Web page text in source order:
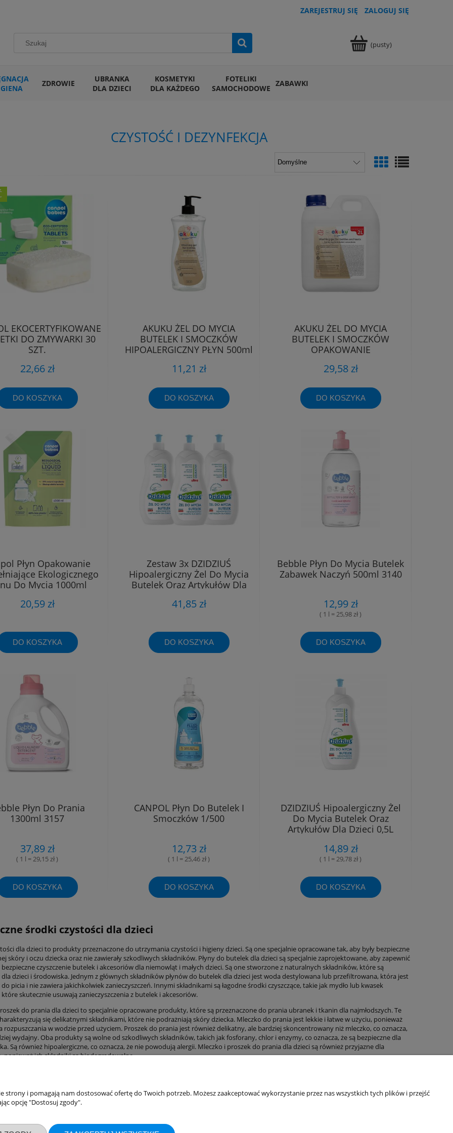
ZAREJESTRUJ SIĘ ZALOGUJ SIĘ
(pusty)
ZDROWIE
UBRANKA
DLA DZIECI
KOSMETYKI
DLA KAŻDEGO
FOTELIKI
SAMOCHODOWE ZABAWKI
CZYSTOŚĆ I DEZYNFEKCJA
EKOCERTYFIKOWANE
DO ZMYWARKI 30
SZT.
22,66 zł
DO KOSZYKA
AKUKU ŻEL DO MYCIA
BUTELEK I SMOCZKÓW
HIPOALERGICZNY PŁYN 500ml
11,21 zł
DO KOSZYKA
AKUKU ŻEL DO MYCIA
BUTELEK I SMOCZKÓW
OPAKOWANIE
29,58 zł
DO KOSZYKA
Płyn Opakowanie
Ekologicznego
Do Mycia 1000ml
20,59 zł
DO KOSZYKA
Zestaw 3x DZIDZIUŚ
Hipoalergiczny Żel Do Mycia
Butelek Oraz Artykułów Dla
41,85 zł
DO KOSZYKA
Bebble Płyn Do Mycia Butelek
Zabawek Naczyń 500ml 3140
12,99 zł
( 1 l = 25,98 zł )
DO KOSZYKA
Płyn Do Prania
1300ml 3157
37,89 zł
( 1 l = 29,15 zł )
DO KOSZYKA
CANPOL Płyn Do Butelek I
Smoczków 1/500
12,73 zł
( 1 l = 25,46 zł )
DO KOSZYKA
DZIDZIUŚ Hipoalergiczny Żel
Do Mycia Butelek Oraz
Artykułów Dla Dzieci 0,5L
14,89 zł
( 1 l = 29,78 zł )
DO KOSZYKA
środki czystości dla dzieci
dla dzieci to produkty przeznaczone do utrzymania czystości i higieny dzieci. Są one specjalnie opracowane tak, aby były bezpieczne
skóry i oczu dziecka oraz nie zawierały szkodliwych składników. Płyny do butelek dla dzieci są specjalnie zaprojektowane, aby zapewnić
czyszczenie butelek i akcesoriów dla niemowląt i małych dzieci. Są one stworzone z naturalnych składników, które są
dzieci i środowiska. Jednym z głównych składników płynów do butelek dla dzieci jest woda destylowana lub przefiltrowana, która jest
picia i nie zawiera jakichkolwiek zanieczyszczeń. Innymi składnikami są łagodne środki czyszczące, takie jak mydło lub kwasek
skutecznie usuwają zanieczyszczenia z butelek i akcesoriów.
do prania dla dzieci to specjalnie opracowane produkty, które są przeznaczone do prania ubranek i tkanin dla najmłodszych. Te
się delikatnymi składnikami, które nie podrażniają skóry dziecka. Mleczko do prania jest lekkie i łatwe w użyciu, ponieważ
rozpuszczania w wodzie przed użyciem. Proszek do prania jest również delikatny, ale bardziej skoncentrowany niż mleczko, co oznacza,
wydajny. Oba produkty są wolne od szkodliwych składników, takich jak fosforany, chlor i enzymy, co oznacza, że są bezpieczne dla
Są również hipoalergiczne, co oznacza, że nie powodują alergii. Mleczko i proszek do prania dla dzieci są również przyjazne dla
ponieważ ich składniki są biodegradowalne.
Moje konto
Ustawienia konta
Informacje o sklepie
strony i pomagają nam dostosować ofertę do Twoich potrzeb. Możesz zaakceptować wykorzystanie przez nas wszystkich tych plików i przejść
opcję "Dostosuj zgody".